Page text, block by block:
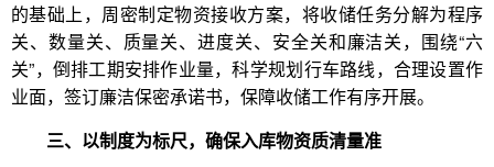
的基础上，周密制定物资接收方案，将收储任务分解为程序
关、数量关、质量关、进度关、安全关和廉洁关，围绕“六
关”，倒排工期安排作业量，科学规划行车路线，合理设置作
业面，签订廉洁保密承诺书，保障收储工作有序开展。
三、以制度为标尺，确保入库物资质清量准